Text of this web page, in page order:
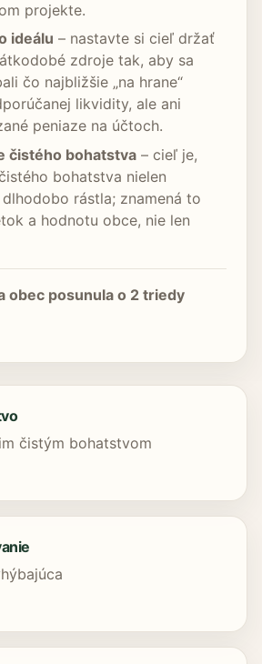
projekte.
ideálu – nastavte si cieľ držať
zdroje tak, aby sa
čo najbližšie „na hrane“
likvidity, ale ani
peniaze na účtoch.
čistého bohatstva– cieľ je,
bohatstva nielen
dlhodobo rástla; znamená to
a hodnotu obce, nie len
obec posunula o 2 triedy
čistým bohatstvom